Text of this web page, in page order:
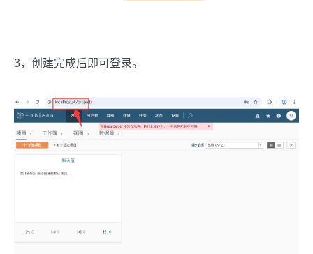
3，创建完成后即可登录。